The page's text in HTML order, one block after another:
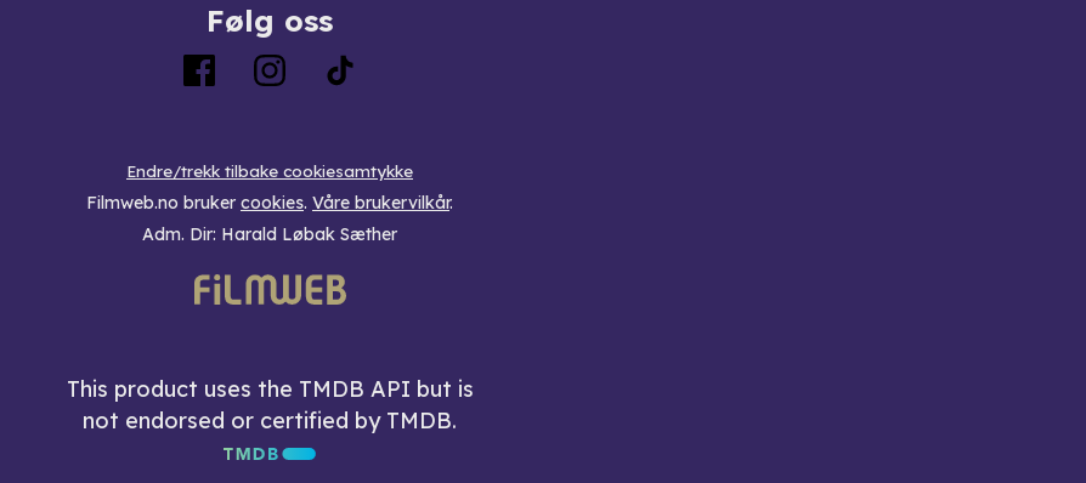
Følg oss
Endre/trekk tilbake cookiesamtykke
Filmweb.no bruker cookies. Våre brukervilkår.
Adm. Dir: Harald Løbak Sæther
This product uses the TMDB API but is
not endorsed or certified by TMDB.